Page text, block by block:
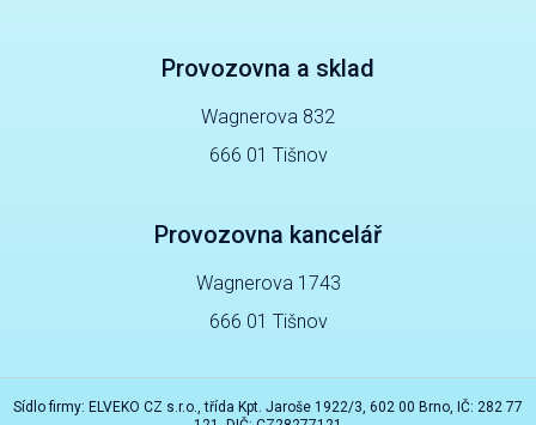
Provozovna a sklad
Wagnerova 832
666 01 Tišnov
Provozovna kancelář
Wagnerova 1743
666 01 Tišnov
Sídlo firmy: ELVEKO CZ s.r.o., třída Kpt. Jaroše 1922/3, 602 00 Brno, IČ: 282 77